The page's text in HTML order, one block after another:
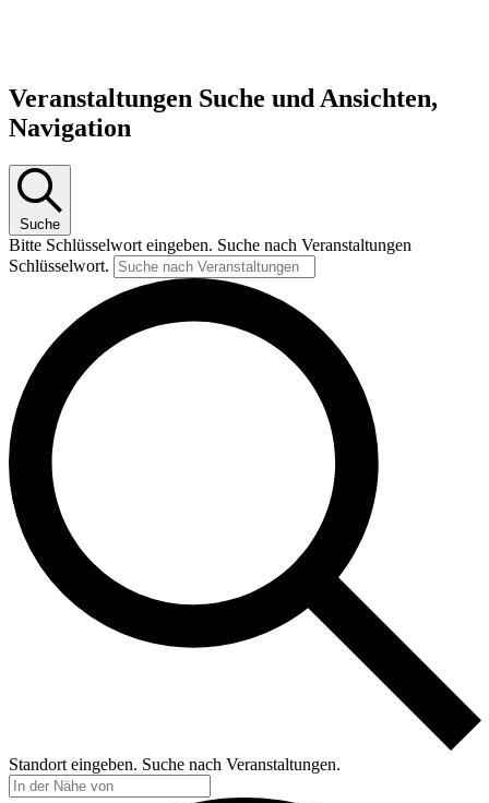
Veranstaltungen Suche und Ansichten,
Navigation
Suche
Bitte Schlüsselwort eingeben. Suche nach Veranstaltungen
Schlüsselwort.
Standort eingeben. Suche nach Veranstaltungen.